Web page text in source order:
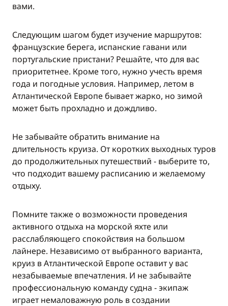
вами.
Следующим шагом будет изучение маршрутов:
французские берега, испанские гавани или
португальские пристани? Решайте, что для вас
приоритетнее. Кроме того, нужно учесть время
года и погодные условия. Например, летом в
Атлантической Европе бывает жарко, но зимой
может быть прохладно и дождливо.
Не забывайте обратить внимание на
длительность круиза. От коротких выходных туров
до продолжительных путешествий - выберите то,
что подходит вашему расписанию и желаемому
отдыху.
Помните также о возможности проведения
активного отдыха на морской яхте или
расслабляющего спокойствия на большом
лайнере. Независимо от выбранного варианта,
круиз в Атлантической Европе оставит у вас
незабываемые впечатления. И не забывайте
профессиональную команду судна - экипаж
играет немаловажную роль в создании